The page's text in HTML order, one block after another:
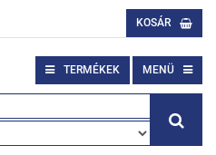
KOSÁR
TERMÉKEK MENÜ